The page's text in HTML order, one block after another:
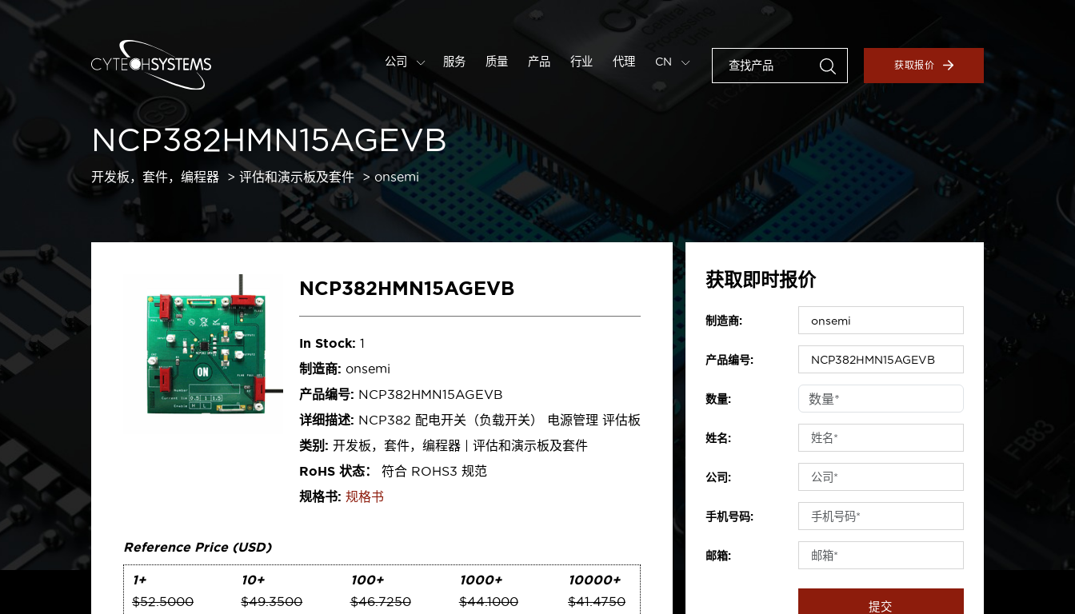
公司 服务 质量 产品 行业 代理 CN 获取报价
NCP382HMN15AGEVB
开发板，套件，编程器 评估和演示板及套件 onsemi
NCP382HMN15AGEVB
In Stock: 1
制造商: onsemi
产品编号: NCP382HMN15AGEVB
详细描述: NCP382 配电开关（负载开关） 电源管理 评估板
类别: 开发板，套件，编程器 | 评估和演示板及套件
RoHS 状态：
符合 ROHS3 规范
规格书: 规格书
Reference Price (USD)
1+
$52.5000
10+
$49.3500
100+
$46.7250
1000+
$44.1000
10000+
$41.4750
获取即时报价
制造商:
产品编号:
数量:
姓名:
公司:
手机号码:
邮箱:
提交